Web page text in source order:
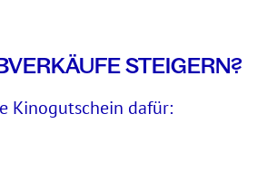
STEIGERN?
Kinogutschein dafür: